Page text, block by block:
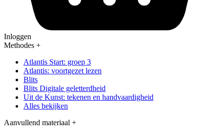
Inloggen
Methodes +
Atlantis Start: groep 3
Atlantis: voortgezet lezen
Blits
Blits Digitale geletterdheid
Uit de Kunst: tekenen en handvaardigheid
Alles bekijken
Aanvullend materiaal +